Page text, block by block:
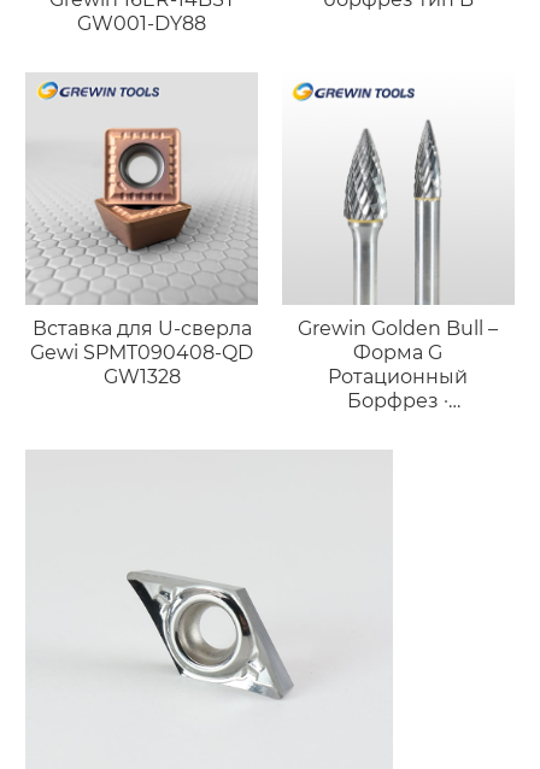
GW001-DY88
Вставка для U-сверла
Gewi SPMT090408-QD
GW1328
Grewin Golden Bull –
Форма G
Ротационный
Борфрез ·
Длинный Конический